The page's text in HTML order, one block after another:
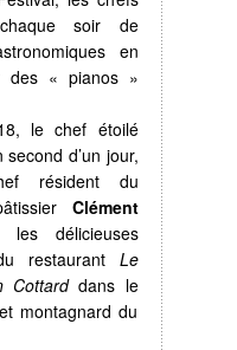
soir de
en
des « pianos »
le chef étoilé
second d’un jour,
résident du
Clément
délicieuses
restaurant Le
Cottarddans le
montagnard du